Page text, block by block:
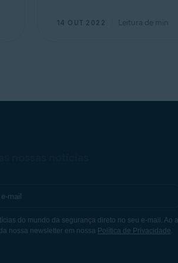
14 OUT 2022 Leitura de min